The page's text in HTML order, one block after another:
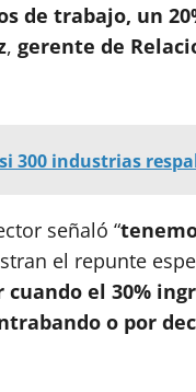
de trabajo, un
, gerente de
300 industrias
señaló “
el repunte
el 30%
o por